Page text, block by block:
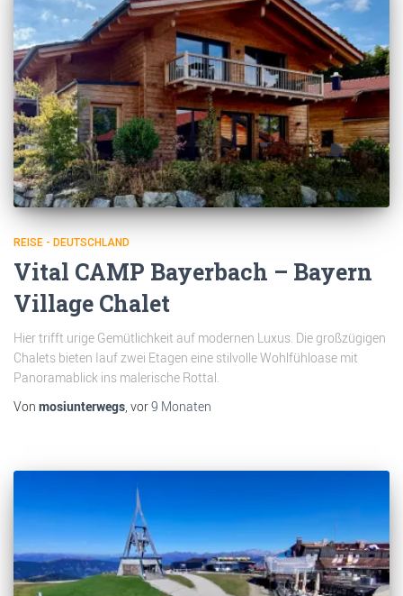
REISE - DEUTSCHLAND
Vital CAMP Bayerbach – Bayern
Village Chalet
Hier trifft urige Gemütlichkeit auf modernen Luxus. Die großzügigen
Chalets bieten Iauf zwei Etagen eine stilvolle Wohlfühloase mit
Panoramablick ins malerische Rottal.
Von mosiunterwegs , vor9 Monaten